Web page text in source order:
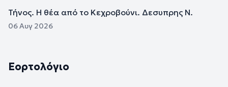
Τήνος. Η θέα από το Κεχροβούνι. Δεσυπρης Ν.
06 Αυγ 2026
Εορτολόγιο